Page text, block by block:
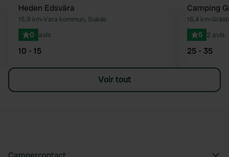
Préféré
Heden Edsvära
15,9 km•Vara kommun, Suède
0 avis
10 - 15
Camping
16,4 km•
5 2 avis
25 - 35
Voir tout